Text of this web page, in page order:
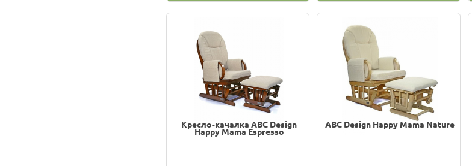
Кресло-качалка ABC Design
Happy Mama Espresso
ABC Design Happy Mama Nature